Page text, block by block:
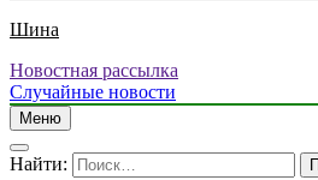
Шина
Новостная рассылка
Случайные новости
Меню
Найти: